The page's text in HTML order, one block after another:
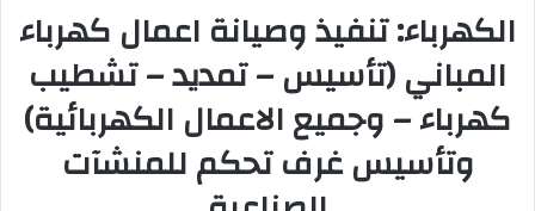
الكهرباء: تنفيذ وصيانة اعمال كهرباء
المباني (تأسيس – تمديد – تشطيب
كهرباء – وجميع الاعمال الكهربائية)
وتأسيس غرف تحكم للمنشآت